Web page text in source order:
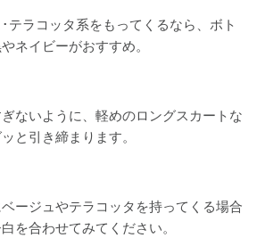
テラコッタ系をもってくるなら、ボト
ネイビーがおすすめ。
ないように、軽めのロングスカートな
と引き締まります。
ージュやテラコッタを持ってくる場合
を合わせてみてください。